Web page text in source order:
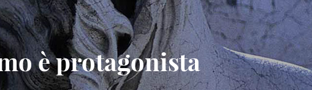
è protagonista